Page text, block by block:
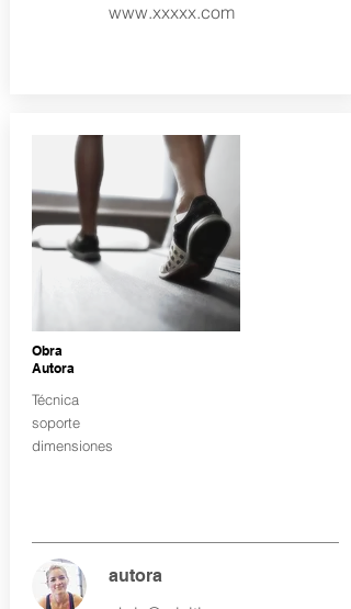
www.xxxxx.com
Obra
Autora
Técnica
soporte
dimensiones
autora